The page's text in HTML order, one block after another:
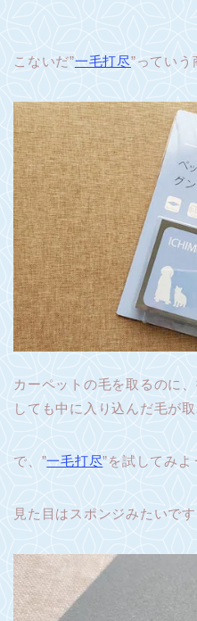
こないだ”一毛打尽”ってい
カーペットの毛を取るのに
しても中に入り込んだ毛が
で、”一毛打尽”を試してみよ
見た目はスポンジみたいで